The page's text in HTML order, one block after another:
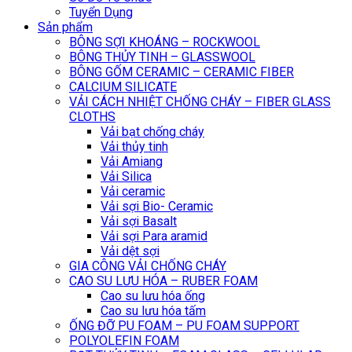
Tuyển Dụng
Sản phẩm
BÔNG SỢI KHOÁNG – ROCKWOOL
BÔNG THỦY TINH – GLASSWOOL
BÔNG GỐM CERAMIC – CERAMIC FIBER
CALCIUM SILICATE
VẢI CÁCH NHIỆT CHỐNG CHÁY – FIBER GLASS
CLOTHS
Vải bạt chống cháy
Vải thủy tinh
Vải Amiang
Vải Silica
Vải ceramic
Vải sợi Bio- Ceramic
Vải sợi Basalt
Vải sợi Para aramid
Vải dệt sợi
GIA CÔNG VẢI CHỐNG CHÁY
CAO SU LƯU HÓA – RUBER FOAM
Cao su lưu hóa ống
Cao su lưu hóa tấm
ỐNG ĐỠ PU FOAM – PU FOAM SUPPORT
POLYOLEFIN FOAM